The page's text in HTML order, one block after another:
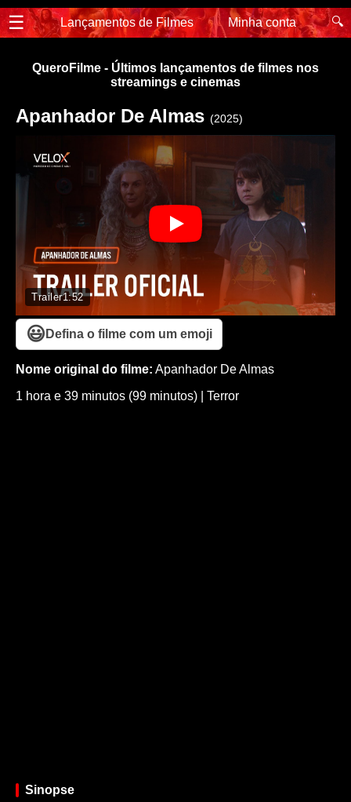
☰ Lançamentos de Filmes Minha conta 🔍
QueroFilme - Últimos lançamentos de filmes nos
streamings e cinemas
Apanhador De Almas (2025)
Trailer1:52
😃 Defina o filme com um emoji
Nome original do filme: Apanhador De Almas
1 hora e 39 minutos (99 minutos)
Terror
Sinopse